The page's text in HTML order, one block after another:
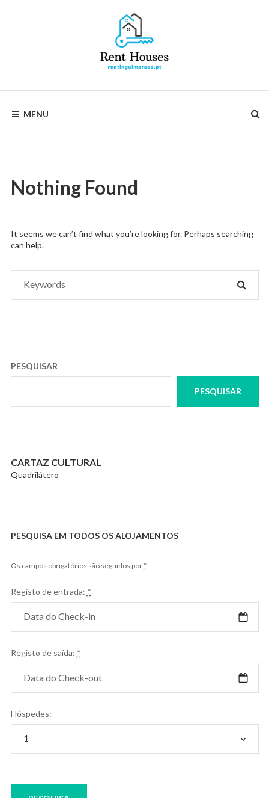
MENU
Nothing Found
It seems we can’t find what you’re looking for. Perhaps searching
can help.
PESQUISAR
PESQUISAR
CARTAZ CULTURAL
Quadrilátero
PESQUISA EM TODOS OS ALOJAMENTOS
Os campos obrigatórios são seguidos por*
Registo de entrada: *
Registo de saída: *
Hóspedes: